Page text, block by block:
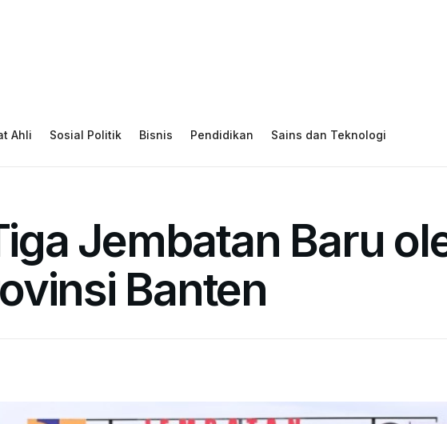
Ahli Sosial Politik Bisnis Pendidikan Sains dan Teknologi
Jembatan Baru
Banten